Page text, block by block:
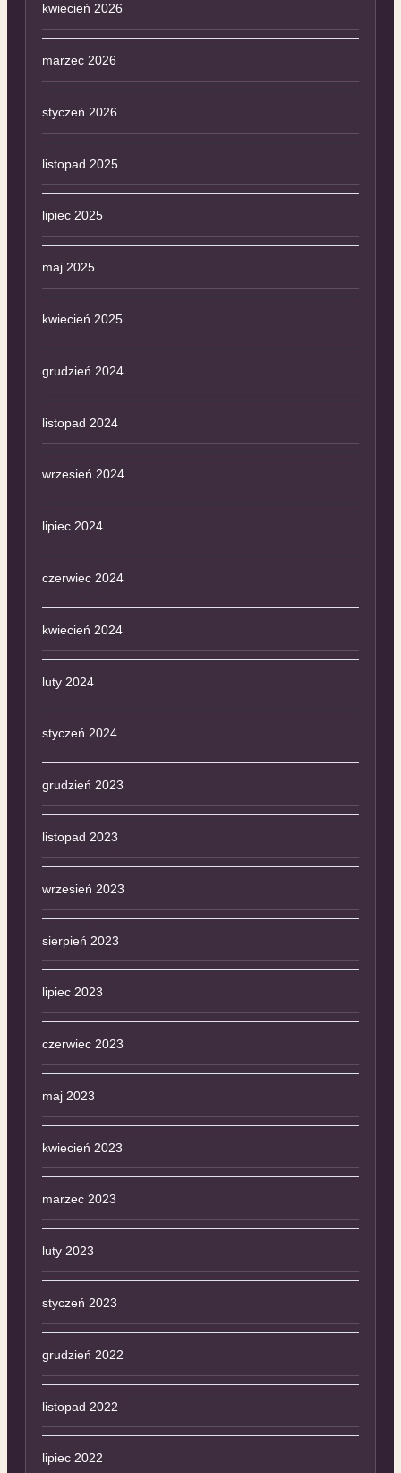
kwiecień 2026
marzec 2026
styczeń 2026
listopad 2025
lipiec 2025
maj 2025
kwiecień 2025
grudzień 2024
listopad 2024
wrzesień 2024
lipiec 2024
czerwiec 2024
kwiecień 2024
luty 2024
styczeń 2024
grudzień 2023
listopad 2023
wrzesień 2023
sierpień 2023
lipiec 2023
czerwiec 2023
maj 2023
kwiecień 2023
marzec 2023
luty 2023
styczeń 2023
grudzień 2022
listopad 2022
lipiec 2022